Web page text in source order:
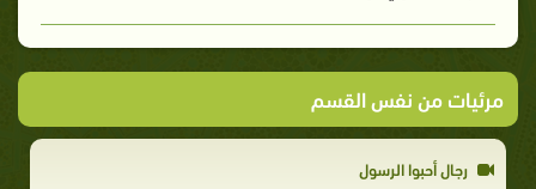
مرئيات من نفس القسم
رجال أحبوا الرسول